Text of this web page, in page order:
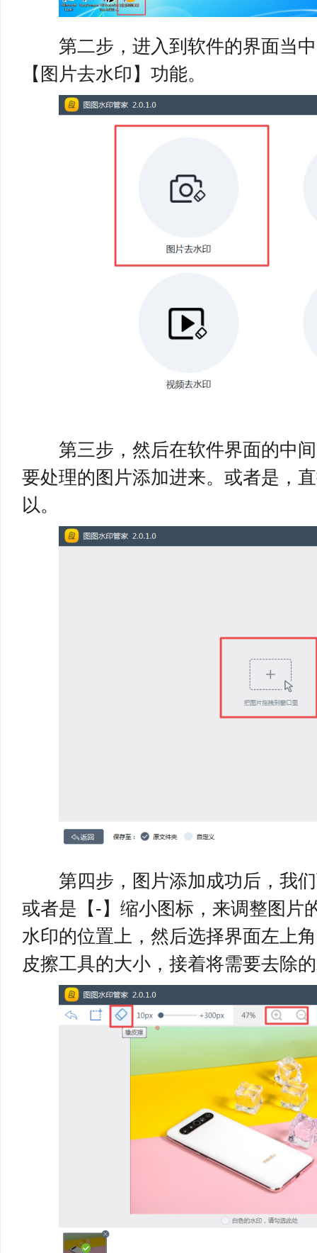
第二步，进入到软件的界面当中
【图片去水印】功能。
第三步，然后在软件界面的中间
要处理的图片添加进来。或者是，
以。
第四步，图片添加成功后，我们
或者是【-】缩小图标，来调整图片
水印的位置上，然后选择界面左上
皮擦工具的大小，接着将需要去除